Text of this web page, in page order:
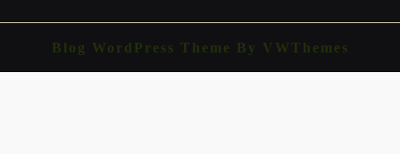
Blog WordPress Theme By VWThemes